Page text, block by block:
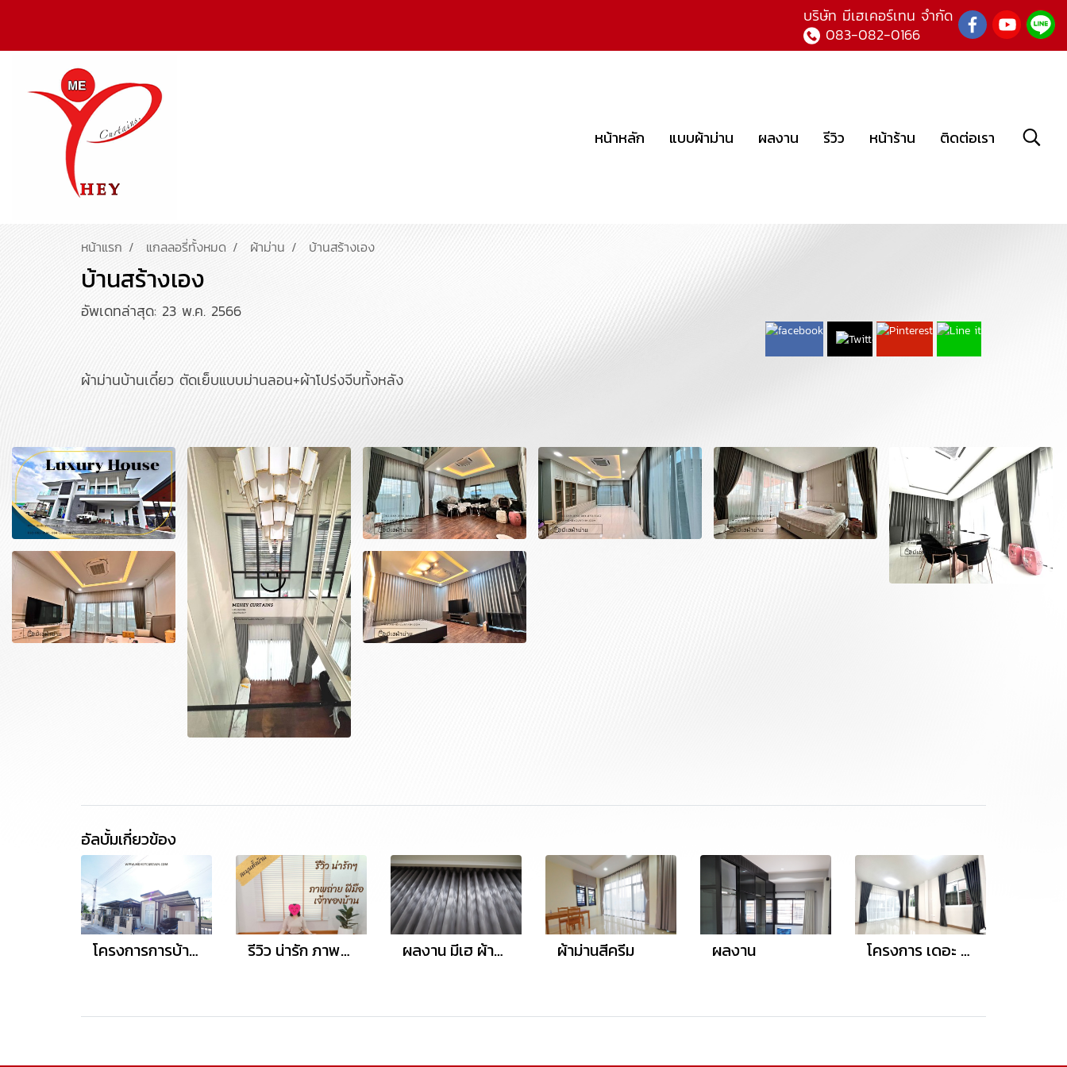
บริษัท มีเฮเคอร์เทน จำกัด
083-082-0166
หน้าหลัก แบบผ้าม่าน ผลงาน รีวิว หน้าร้าน ติดต่อเรา
หน้าแรก แกลลอรี่ทั้งหมด ผ้าม่าน บ้านสร้างเอง
บ้านสร้างเอง
อัพเดทล่าสุด: 23 พ.ค. 2566
ผ้าม่านบ้านเดี๋ยว ตัดเย็บแบบม่านลอน+ผ้าโปร่งจีบทั้งหลัง
อัลบั้มเกี่ยวข้อง
โครงการการบ้านอารักษ์ อมตะ-ศุขประยูร รีวิว น่ารัก ภาพถ่าย ฝีมือเจ้าของบ้าน ผลงาน มีเฮ ผ้าม่าน ผ้าม่านสีครีม ผลงาน โครงการ เดอะ พาร์ค วิลล์เลท บ้านบึง